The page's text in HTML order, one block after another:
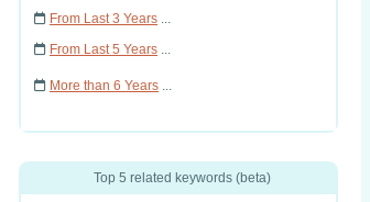
From Last 3 Years ...
From Last 5 Years ...
More than 6 Years ...
Top 5 related keywords (beta)